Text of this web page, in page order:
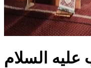
السلام